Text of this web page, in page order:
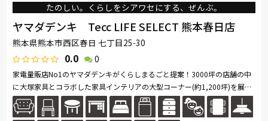
たのしい。くらしをシアワセにする、ぜんぶ。
ヤマダデンキ Tecc LIFE SELECT 熊本春日店
熊本県熊本市西区春日 七丁目25-30
0.0 0
家電量販店No1のヤマダデンキがくらしまるごと提案！3000坪の店舗の中
に大塚家具とコラボした家具インテリアの大型コーナー(約1,200坪)を展
開。ソファ・ベッド・ダイニングなど地域最大級の品揃え。リーズナブル
なお...続きを読む